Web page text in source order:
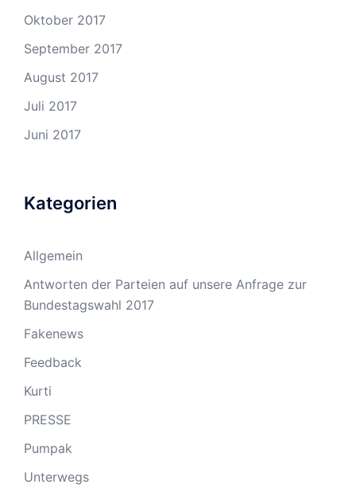
Oktober 2017
September 2017
August 2017
Juli 2017
Juni 2017
Kategorien
Allgemein
Antworten der Parteien auf unsere Anfrage zur
Bundestagswahl 2017
Fakenews
Feedback
Kurti
PRESSE
Pumpak
Unterwegs